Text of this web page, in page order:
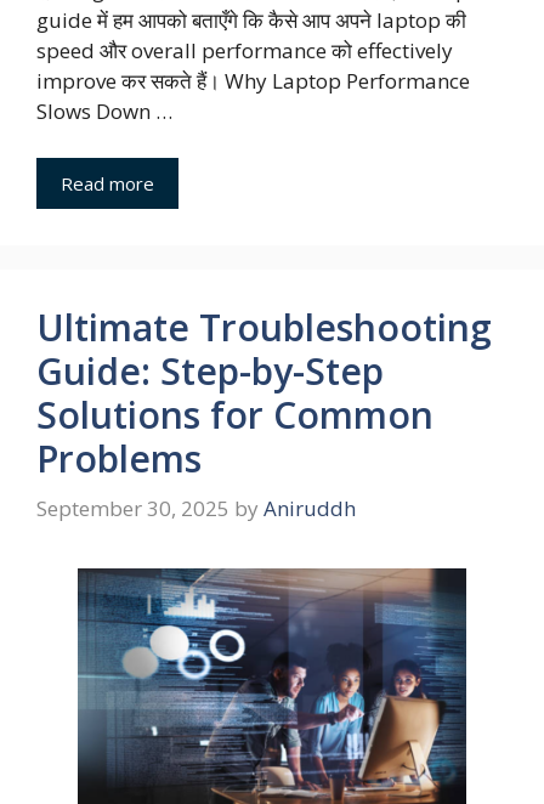
guide में हम आपको बताएँगे कि कैसे आप अपने laptop की
speed और overall performance को effectively
improve कर सकते हैं। Why Laptop Performance
Slows Down …
Read more
Ultimate Troubleshooting
Guide: Step-by-Step
Solutions for Common
Problems
September 30, 2025 by Aniruddh